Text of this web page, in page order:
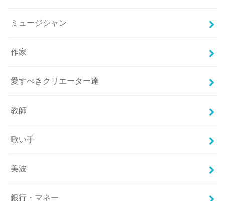
ミュージシャン
作家
愛すべきクリエーター達
教師
歌い手
美波
銀行・マネー